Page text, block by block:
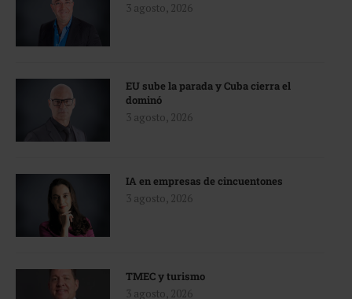
3 agosto, 2026
EU sube la parada y Cuba cierra el
dominó
3 agosto, 2026
IA en empresas de cincuentones
3 agosto, 2026
TMEC y turismo
3 agosto, 2026